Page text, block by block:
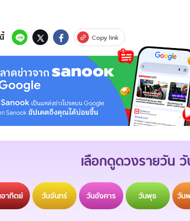
Copy link
เลือกดูดวงรายวัน
อาทิตย์ วันจันทร์ วันอังคาร วันพุธ วัน